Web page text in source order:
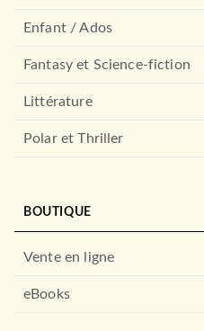
Enfant / Ados
Fantasy et Science-fiction
Littérature
Polar et Thriller
BOUTIQUE
Vente en ligne
eBooks